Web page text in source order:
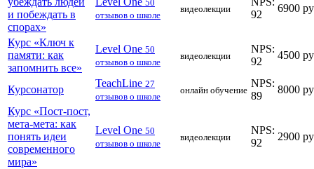
и побеждать в
спорах»
50
отзывов о школе
видеолекции
92
6900
Курс «Ключ к
памяти: как
запомнить все»
Level One 50
отзывов о школе
видеолекции
NPS:
92
4500
Курсонатор
TeachLine 27
отзывов о школе
онлайн обучение
NPS:
89
8000
Курс «Пост-пост,
мета-мета: как
понять идеи
современного
мира»
Level One 50
отзывов о школе
видеолекции
NPS:
92
2900